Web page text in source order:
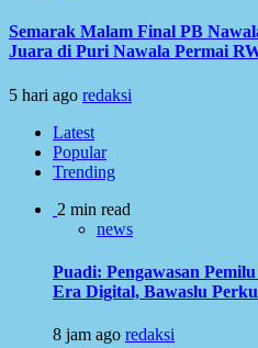
Semarak Malam Final PB
Juara di Puri Nawala Permai
5 hari ago redaksi
Latest
Popular
Trending
2 min read
news
Puadi: Pengawasan
Era Digital, Bawaslu
8 jam ago redaksi